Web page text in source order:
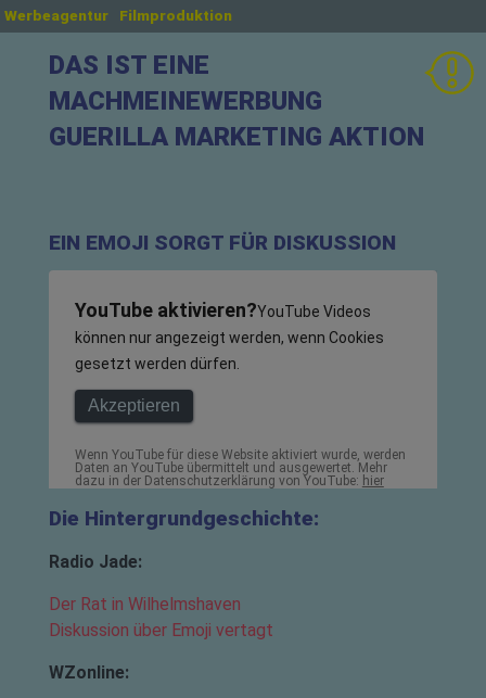
Werbeagentur Filmproduktion
DAS IST EINE
MACHMEINEWERBUNG
GUERILLA MARKETING AKTION
EIN EMOJI SORGT FÜR DISKUSSION
YouTube aktivieren?YouTube Videos
können nur angezeigt werden, wenn Cookies
gesetzt werden dürfen.
Akzeptieren
Wenn YouTube für diese Website aktiviert wurde, werden
Daten an YouTube übermittelt und ausgewertet. Mehr
dazu in der Datenschutzerklärung von YouTube: hier
Die Hintergrundgeschichte:
Radio Jade:
Der Rat in Wilhelmshaven
Diskussion über Emoji vertagt
WZonline: